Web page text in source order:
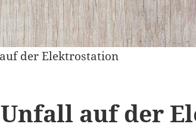
Unfall auf der